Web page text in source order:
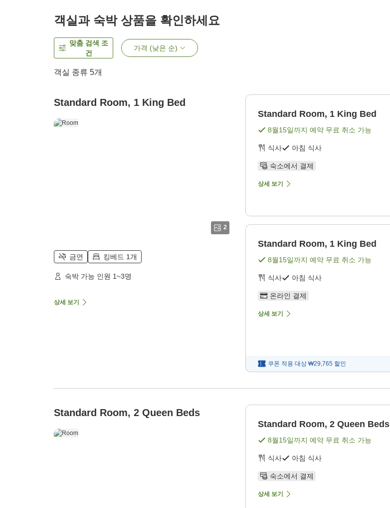
객실과 숙박 상품을 확인하세요
맞춤 검색 조
건
가격 (낮은 순)
객실 종류 5개
Standard Room, 1 King Bed
2
금연 킹베드 1개
숙박 가능 인원 1~3명
상세 보기
Standard Room, 1 King Bed
8월15일까지 예약 무료 취소 가능
식사 아침 식사
숙소에서 결제
상세 보기
Standard Room, 1 King Bed
8월15일까지 예약 무료 취소 가능
식사 아침 식사
온라인 결제
상세 보기
쿠폰 적용 대상 ₩29,765 할인
Standard Room, 2 Queen Beds
Standard Room, 2 Queen Beds
8월15일까지 예약 무료 취소 가능
식사 아침 식사
숙소에서 결제
상세 보기